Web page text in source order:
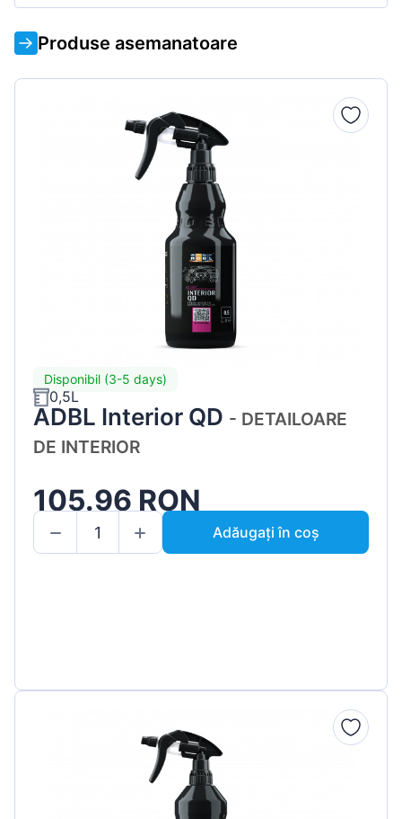
Produse asemanatoare
Disponibil (3-5 days)
0,5L
ADBL Interior QD - DETAILOARE
DE INTERIOR
105.96 RON
Adăugați în coș